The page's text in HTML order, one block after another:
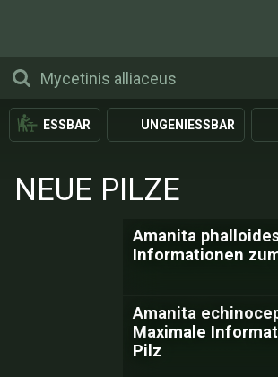
ESSBAR UNGENIESSBAR
NEUE PILZE
Amanita
Informationen
Amanita
Maximale
Pilz